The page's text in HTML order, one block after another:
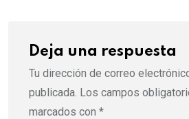
Deja una respuesta
Tu dirección de correo
publicada. Los campos
marcados con *